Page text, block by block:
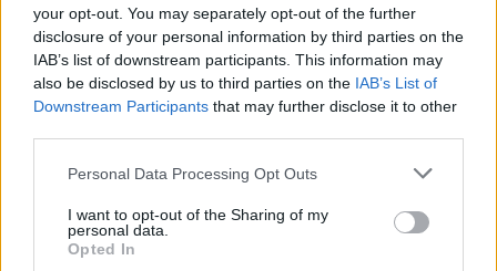
your opt-out. You may separately opt-out of the further
disclosure of your personal information by third parties on the
IAB’s list of downstream participants. This information may
also be disclosed by us to third parties on the IAB’s List of
Downstream Participants that may further disclose it to other
Please note that this website/app uses one or more Google
not limited to your visit or usage behaviour. You may click to
grant or deny consent to Google and its third-party tags to
use your data for below specified purposes in below Google
Personal Data Processing Opt Outs
I want to opt-out of the Sharing of my
personal data.
Opted In